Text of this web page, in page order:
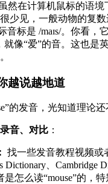
然在计算机鼠标的语境
少见，一般动物的复数
音标是 /maɪs/。你看，
就像“爱”的音。这也是
越说越地道
的发音，光知道理论还
音、对比 ：
找一些发音教程视频或
Dictionary、Cambridge
是怎么读“mouse”的，